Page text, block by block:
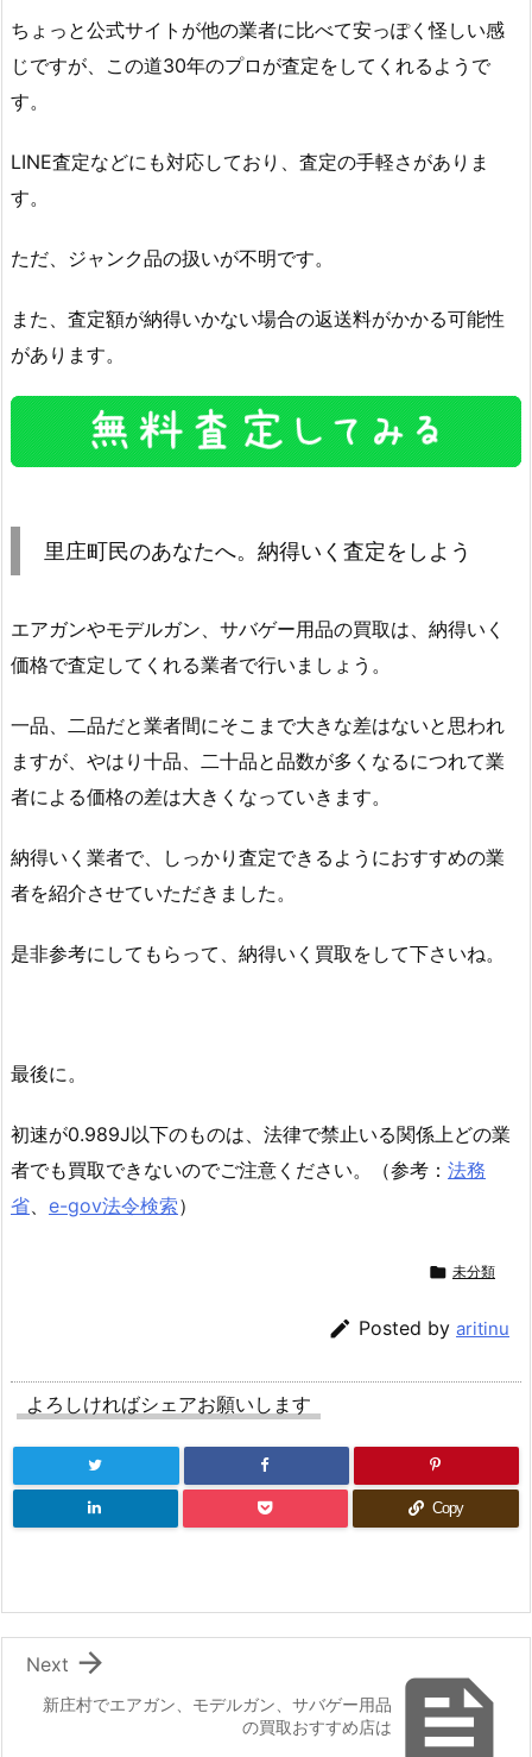
ちょっと公式サイトが他の業者に比べて安っぽく怪しい感
じですが、この道30年のプロが査定をしてくれるようで
す。
LINE査定などにも対応しており、査定の手軽さがありま
す。
ただ、ジャンク品の扱いが不明です。
また、査定額が納得いかない場合の返送料がかかる可能性
があります。
里庄町民のあなたへ。納得いく査定をしよう
エアガンやモデルガン、サバゲー用品の買取は、納得いく
価格で査定してくれる業者で行いましょう。
一品、二品だと業者間にそこまで大きな差はないと思われ
ますが、やはり十品、二十品と品数が多くなるにつれて業
者による価格の差は大きくなっていきます。
納得いく業者で、しっかり査定できるようにおすすめの業
者を紹介させていただきました。
是非参考にしてもらって、納得いく買取をして下さいね。
最後に。
初速が0.989J以下のものは、法律で禁止いる関係上どの業
者でも買取できないのでご注意ください。（参考： 法務
省、 e-gov法令検索）
 未分類
 Posted by aritinu
よろしければシェアお願いします
Copy

新庄村でエアガン、モデルガン、サバゲー用品
の買取おすすめ店は

Next